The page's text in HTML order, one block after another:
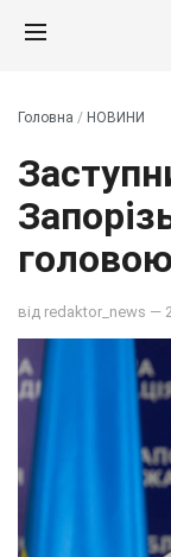
Головна / НОВИНИ
від redaktor_news —